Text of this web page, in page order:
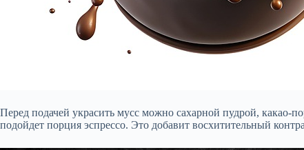
Перед подачей украсить мусс можно сахарной пудрой,
подойдет порция эспрессо. Это добавит восхитительный